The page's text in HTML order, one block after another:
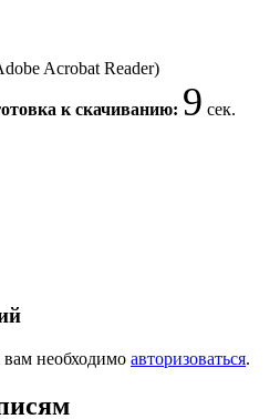
Acrobat Reader)
к скачиванию: 9 сек.
необходимо авторизоваться.